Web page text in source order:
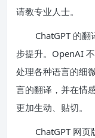
请教专业人士。
ChatGPT 的
步提升。OpenAI
处理各种语言的细
言的翻译，并在情
更加生动、贴切。
ChatGPT 网